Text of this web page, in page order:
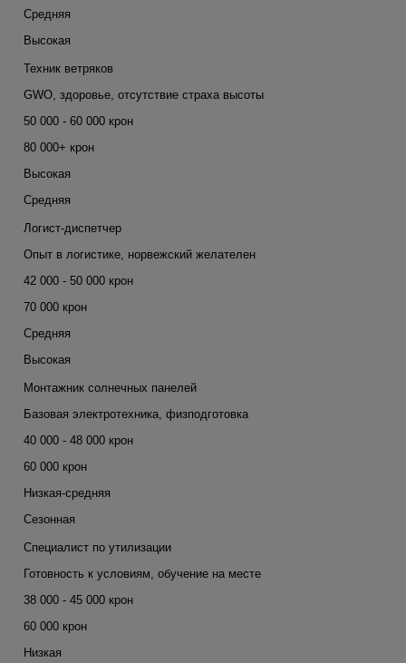
Средняя
Высокая
Техник ветряков
GWO, здоровье, отсутствие страха высоты
50 000 - 60 000 крон
80 000+ крон
Высокая
Средняя
Логист-диспетчер
Опыт в логистике, норвежский желателен
42 000 - 50 000 крон
70 000 крон
Средняя
Высокая
Монтажник солнечных панелей
Базовая электротехника, физподготовка
40 000 - 48 000 крон
60 000 крон
Низкая-средняя
Сезонная
Специалист по утилизации
Готовность к условиям, обучение на месте
38 000 - 45 000 крон
60 000 крон
Низкая